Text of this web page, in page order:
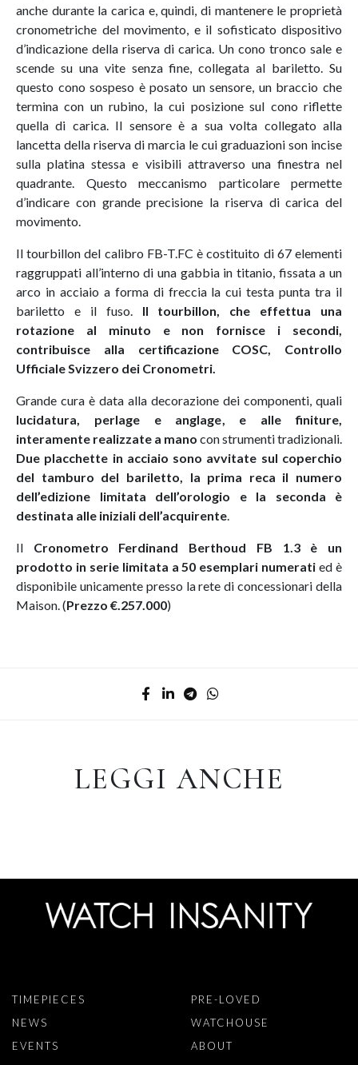
anche durante la carica e, quindi, di mantenere le proprietà
cronometriche del movimento, e il sofisticato dispositivo
d’indicazione della riserva di carica. Un cono tronco sale e
scende su una vite senza fine, collegata al bariletto. Su
questo cono sospeso è posato un sensore, un braccio che
termina con un rubino, la cui posizione sul cono riflette
quella di carica. Il sensore è a sua volta collegato alla
lancetta della riserva di marcia le cui graduazioni son incise
sulla platina stessa e visibili attraverso una finestra nel
quadrante. Questo meccanismo particolare permette
d’indicare con grande precisione la riserva di carica del
movimento.
Il tourbillon del calibro FB-T.FC è costituito di 67 elementi
raggruppati all’interno di una gabbia in titanio, fissata a un
arco in acciaio a forma di freccia la cui testa punta tra il
bariletto e il fuso. Il tourbillon, che effettua una
rotazione al minuto e non fornisce i secondi,
contribuisce alla certificazione COSC, Controllo
Ufficiale Svizzero dei Cronometri.
Grande cura è data alla decorazione dei componenti, quali
lucidatura, perlage e anglage, e alle finiture,
interamente realizzate a mano con strumenti tradizionali.
Due placchette in acciaio sono avvitate sul coperchio
del tamburo del bariletto, la prima reca il numero
dell’edizione limitata dell’orologio e la seconda è
destinata alle iniziali dell’acquirente.
Il Cronometro Ferdinand Berthoud FB 1.3 è un
prodotto in serie limitata a 50 esemplari numerati ed è
disponibile unicamente presso la rete di concessionari della
Maison. (Prezzo €.257.000)
LEGGI ANCHE
TIMEPIECES
NEWS
EVENTS
PRE-LOVED
WATCHOUSE
ABOUT